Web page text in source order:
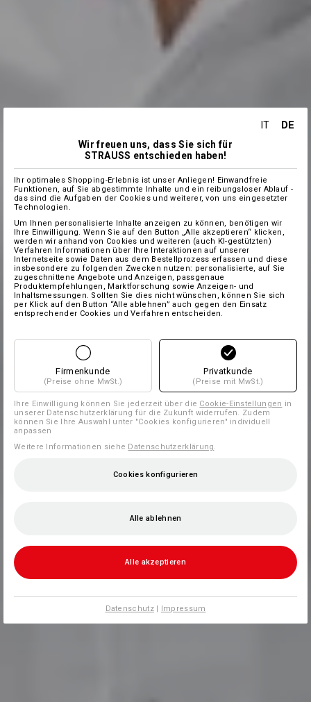
IT DE
Wir freuen uns, dass Sie sich für
STRAUSS entschieden haben!
Ihr optimales Shopping-Erlebnis ist unser Anliegen! Einwandfreie
Funktionen, auf Sie abgestimmte Inhalte und ein reibungsloser Ablauf -
das sind die Aufgaben der Cookies und weiterer, von uns eingesetzter
Technologien.
Um Ihnen personalisierte Inhalte anzeigen zu können, benötigen wir
Ihre Einwilligung. Wenn Sie auf den Button „Alle akzeptieren“ klicken,
werden wir anhand von Cookies und weiteren (auch KI-gestützten)
Verfahren Informationen über Ihre Interaktionen auf unserer
Internetseite sowie Daten aus dem Bestellprozess erfassen und diese
insbesondere zu folgenden Zwecken nutzen: personalisierte, auf Sie
zugeschnittene Angebote und Anzeigen, passgenaue
Produktempfehlungen, Marktforschung sowie Anzeigen- und
Inhaltsmessungen. Sollten Sie dies nicht wünschen, können Sie sich
per Klick auf den Button “Alle ablehnen” auch gegen den Einsatz
entsprechender Cookies und Verfahren entscheiden.
Firmenkunde
(Preise ohne MwSt.)
Privatkunde
(Preise mit MwSt.)
Ihre Einwilligung können Sie jederzeit über die Cookie-Einstellungen in
unserer Datenschutzerklärung für die Zukunft widerrufen. Zudem
können Sie Ihre Auswahl unter "Cookies konfigurieren" individuell
anpassen
Weitere Informationen siehe Datenschutzerklärung
Cookies konfigurieren
Alle ablehnen
Alle akzeptieren
Datenschutz| Impressum